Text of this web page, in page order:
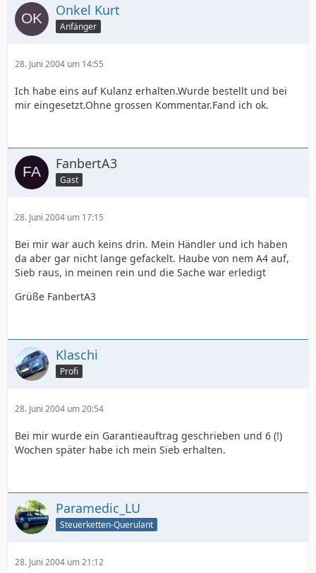
Onkel Kurt
Anfänger
28. Juni 2004 um 14:55
Ich habe eins auf Kulanz erhalten.Wurde bestellt und bei
mir eingesetzt.Ohne grossen Kommentar.Fand ich ok.
FanbertA3
Gast
28. Juni 2004 um 17:15
Bei mir war auch keins drin. Mein Händler und ich haben
da aber gar nicht lange gefackelt. Haube von nem A4 auf,
Sieb raus, in meinen rein und die Sache war erledigt
Grüße FanbertA3
Klaschi
Profi
28. Juni 2004 um 20:54
Bei mir wurde ein Garantieauftrag geschrieben und 6 (!)
Wochen später habe ich mein Sieb erhalten.
Paramedic_LU
Steuerketten-Querulant
28. Juni 2004 um 21:12